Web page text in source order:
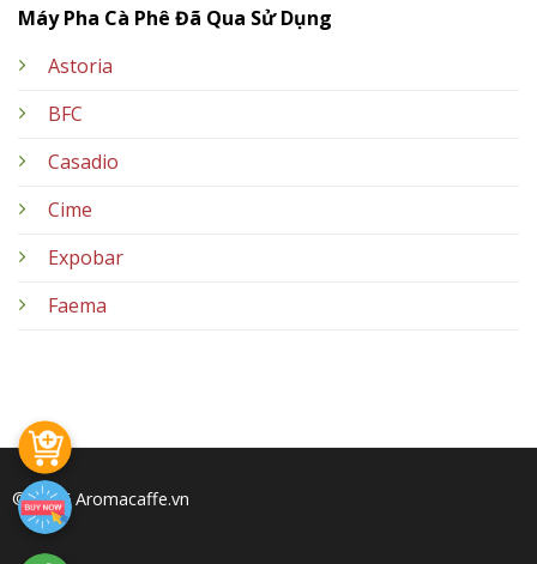
Máy Pha Cà Phê Đã Qua Sử Dụng
Astoria
BFC
Casadio
Cime
Expobar
Faema
© 2026 Aromacaffe.vn